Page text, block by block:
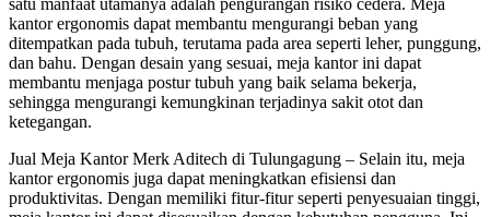
kantor ergonomis dapat membantu mengurangi beban yang
ditempatkan pada tubuh, terutama pada area seperti leher, punggung,
dan bahu. Dengan desain yang sesuai, meja kantor ini dapat
membantu menjaga postur tubuh yang baik selama bekerja,
sehingga mengurangi kemungkinan terjadinya sakit otot dan
ketegangan.
Jual Meja Kantor Merk Aditech di Tulungagung – Selain itu, meja
kantor ergonomis juga dapat meningkatkan efisiensi dan
produktivitas. Dengan memiliki fitur-fitur seperti penyesuaian tinggi,